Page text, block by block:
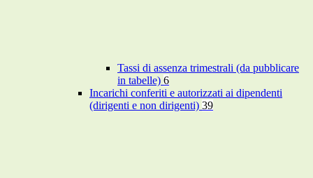
Tassi di assenza trimestrali (da pubblicare
in tabelle) 6
Incarichi conferiti e autorizzati ai dipendenti
(dirigenti e non dirigenti) 39